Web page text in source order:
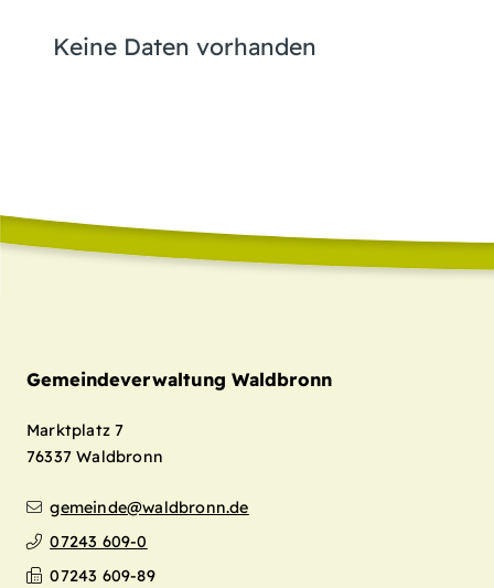
Keine Daten vorhanden
Gemeindeverwaltung Waldbronn
Marktplatz 7
76337 Waldbronn
gemeinde@waldbronn.de
07243 609-0
07243 609-89